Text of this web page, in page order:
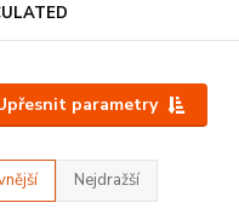
parametry
Nejdražší